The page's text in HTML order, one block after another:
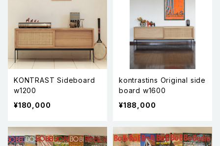
KONTRAST Sideboard
w1200
¥180,000
kontrastins Original side
board w1600
¥188,000